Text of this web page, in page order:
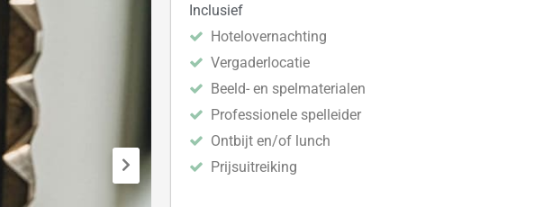
Inclusief
Hotelovernachting
Vergaderlocatie
Beeld- en spelmaterialen
Professionele spelleider
Ontbijt en/of lunch
Prijsuitreiking